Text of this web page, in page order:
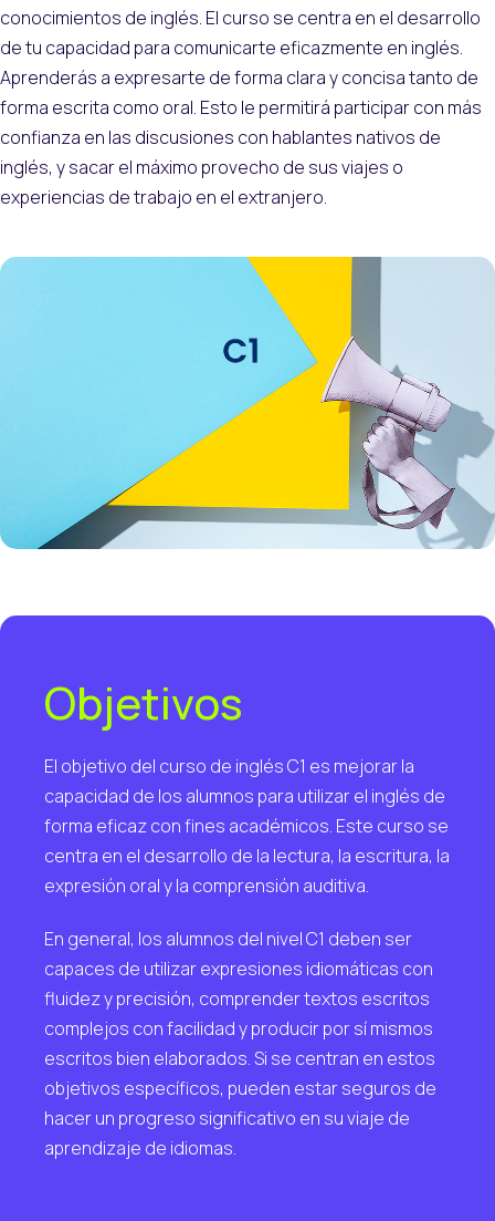
conocimientos de inglés. El curso se centra en el desarrollo
de tu capacidad para comunicarte eficazmente en inglés.
Aprenderás a expresarte de forma clara y concisa tanto de
forma escrita como oral. Esto le permitirá participar con más
confianza en las discusiones con hablantes nativos de
inglés, y sacar el máximo provecho de sus viajes o
experiencias de trabajo en el extranjero.
Objetivos
El objetivo del curso de inglés C1 es mejorar la
capacidad de los alumnos para utilizar el inglés de
forma eficaz con fines académicos. Este curso se
centra en el desarrollo de la lectura, la escritura, la
expresión oral y la comprensión auditiva.
En general, los alumnos del nivel C1 deben ser
capaces de utilizar expresiones idiomáticas con
fluidez y precisión, comprender textos escritos
complejos con facilidad y producir por sí mismos
escritos bien elaborados. Si se centran en estos
objetivos específicos, pueden estar seguros de
hacer un progreso significativo en su viaje de
aprendizaje de idiomas.